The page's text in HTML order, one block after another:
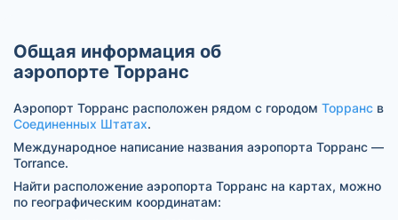
Общая информация об
аэропорте Торранс
Аэропорт Торранс расположен рядом с городом Торранс в
Соединенных Штатах.
Международное написание названия аэропорта Торранс —
Torrance.
Найти расположение аэропорта Торранс на картах, можно
по географическим координатам: